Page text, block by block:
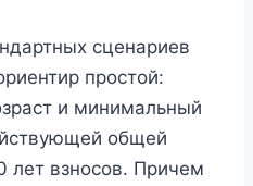
сценариев
простой:
и минимальный
общей
лет взносов. Причем